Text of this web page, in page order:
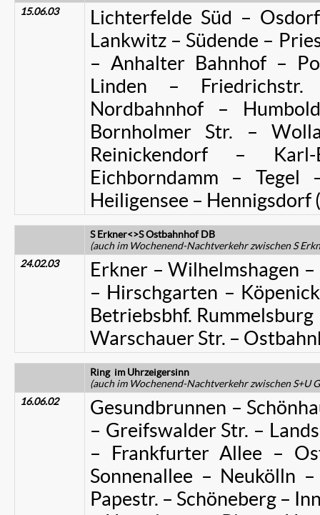
15.06.03
Lichterfelde Süd –
Lankwitz – Südende –
– Anhalter Bahnhof –
Linden –
Nordbahnhof –
Bornholmer Str. –
Reinickendorf – Karl-
Eichborndamm – Tegel
Heiligensee – Hennigsdorf
S Erkner<>S Ostbahnhof DB
(auch im Wochenend-Nachtverkehr zwischen S
24.02.03
Erkner – Wilhelmshagen
– Hirschgarten –
Betriebsbhf.
Warschauer Str. –
Ring im Uhrzeigersinn
(auch im Wochenend-Nachtverkehr zwischen S+U
16.06.02
Gesundbrunnen –
– Greifswalder Str. –
– Frankfurter Allee –
Sonnenallee – Neukölln
Papestr. – Schöneberg –